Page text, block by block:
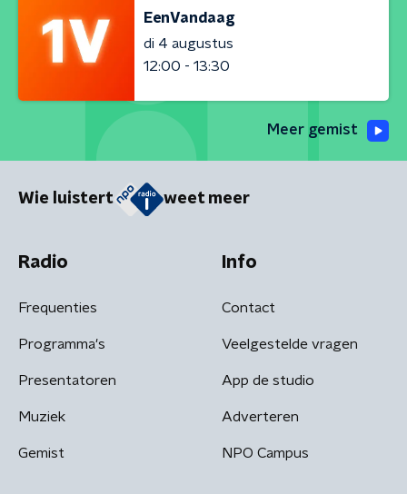
EenVandaag
di 4 augustus
12:00 - 13:30
Meer gemist
Wie luistert weet meer
Radio
Frequenties
Programma's
Presentatoren
Muziek
Gemist
Info
Contact
Veelgestelde vragen
App de studio
Adverteren
NPO Campus